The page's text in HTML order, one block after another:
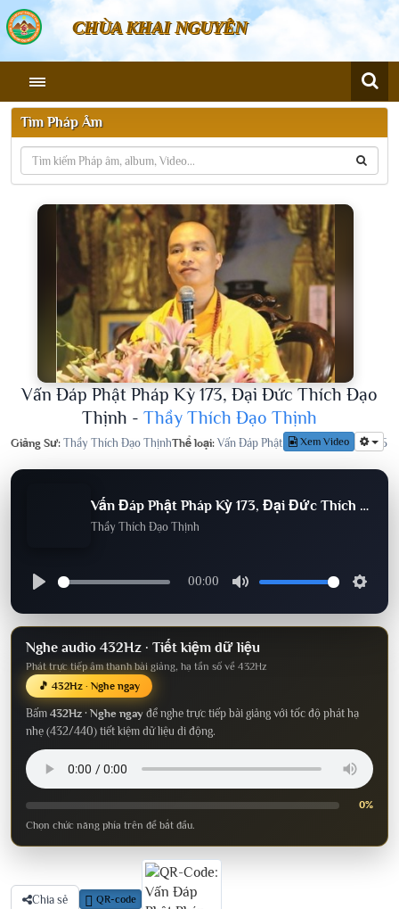
CHÙA KHAI NGUYÊN
Tìm Pháp Âm
Vấn Đáp Phật Pháp Kỳ 173, Đại Đức Thích Đạo
Thịnh - Thầy Thích Đạo Thịnh
Giảng Sư: Thầy Thích Đạo ThịnhThể loại: Vấn Đáp Phật PhápLượt nghe:705
Xem Video
Vấn Đáp Phật Pháp Kỳ 173, Đại Đức Thích Đạo Thịnh
Thầy Thích Đạo Thịnh
00:00
Nghe audio 432Hz · Tiết kiệm dữ liệu
Phát trực tiếp âm thanh bài giảng, hạ tần số về 432Hz
🎵 432Hz · Nghe ngay
Bấm 432Hz · Nghe ngay để nghe trực tiếp bài giảng với tốc độ phát hạ
nhẹ (432/440) tiết kiệm dữ liệu di động.
0%
Chọn chức năng phía trên để bắt đầu.
Chia sẻ QR-code